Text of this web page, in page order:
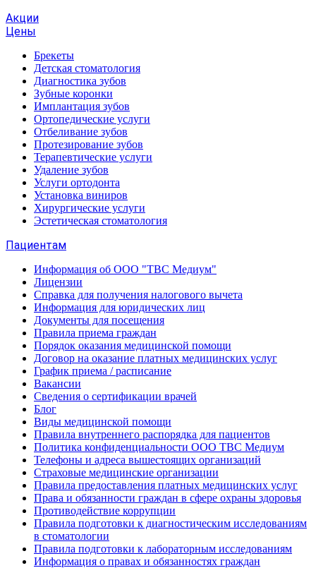
Акции
Цены
Брекеты
Детская стоматология
Диагностика зубов
Зубные коронки
Имплантация зубов
Ортопедические услуги
Отбеливание зубов
Протезирование зубов
Терапевтические услуги
Удаление зубов
Услуги ортодонта
Установка виниров
Хирургические услуги
Эстетическая стоматология
Пациентам
Информация об ООО "ТВС Медиум"
Лицензии
Справка для получения налогового вычета
Информация для юридических лиц
Документы для посещения
Правила приема граждан
Порядок оказания медицинской помощи
Договор на оказание платных медицинских услуг
График приема / расписание
Вакансии
Сведения о сертификации врачей
Блог
Виды медицинской помощи
Правила внутреннего распорядка для пациентов
Политика конфиденциальности ООО ТВС Медиум
Телефоны и адреса вышестоящих организаций
Страховые медицинские организации
Правила предоставления платных медицинских услуг
Права и обязанности граждан в сфере охраны здоровья
Противодействие коррупции
Правила подготовки к диагностическим исследованиям
в стоматологии
Правила подготовки к лабораторным исследованиям
Информация о правах и обязанностях граждан